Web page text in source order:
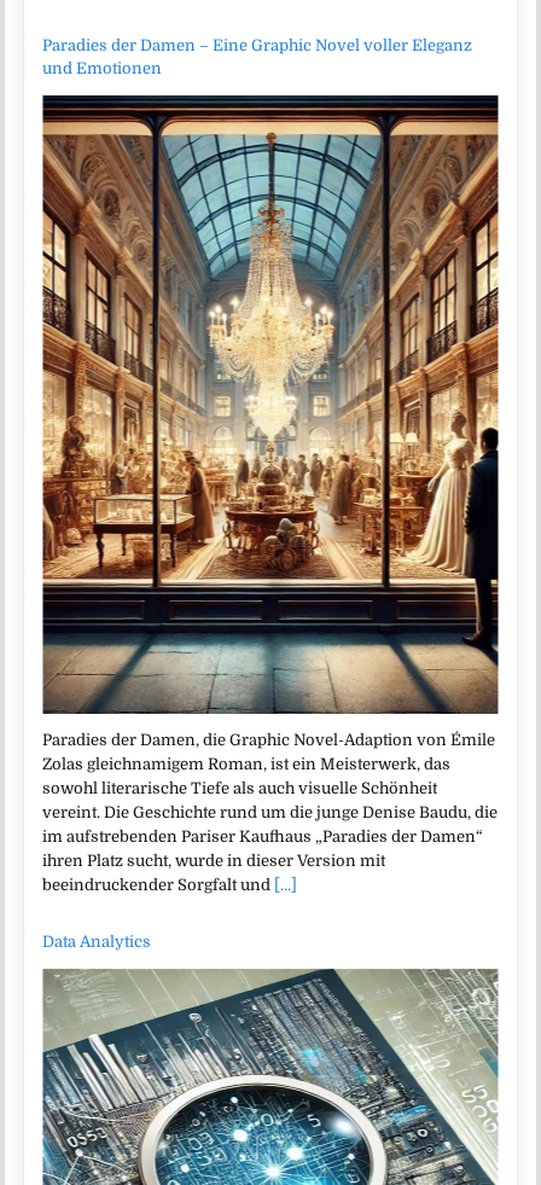
Paradies der Damen – Eine Graphic Novel voller Eleganz
und Emotionen
Paradies der Damen, die Graphic Novel-Adaption von Émile
Zolas gleichnamigem Roman, ist ein Meisterwerk, das
sowohl literarische Tiefe als auch visuelle Schönheit
vereint. Die Geschichte rund um die junge Denise Baudu, die
im aufstrebenden Pariser Kaufhaus „Paradies der Damen“
ihren Platz sucht, wurde in dieser Version mit
beeindruckender Sorgfalt und [...]
Data Analytics